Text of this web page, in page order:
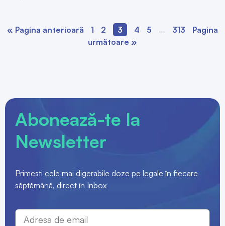
« Pagina anterioară 1 2 3 4 5 … 313
Pagina
următoare »
Abonează-te la
Newsletter
Primești cele mai digerabile doze pe legale în fiecare
săptămână, direct în Inbox